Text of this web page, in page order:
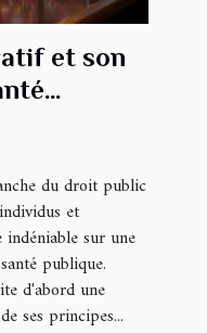
et son
du droit public
et
sur une
publique.
d'abord une
ses principes...